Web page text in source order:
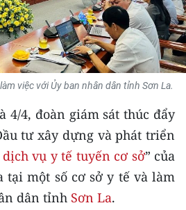
TIN
- MỖI XÃ
việc với Ủy ban nhân dân tỉnh Sơn La.
4/4, đoàn giám sát thúc đẩy
tư xây dựng và phát triển
dịch vụ y tế tuyến cơ sở” của
tại một số cơ sở y tế và làm
dân tỉnh Sơn La.